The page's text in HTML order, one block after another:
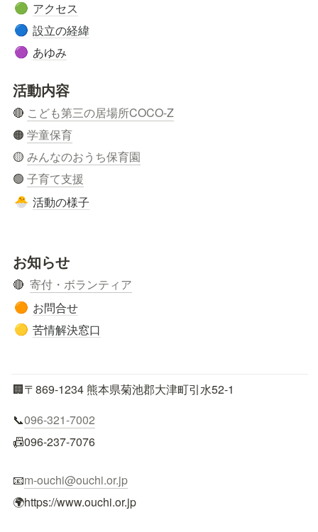
🟢 アクセス
🔵 設立の経緯
🟣 あゆみ
活動内容
🔴 こども第三の居場所COCO-Z
🟠 学童保育
🟡 みんなのおうち保育園
🟢 子育て支援
🐣 活動の様子
お知らせ
🔴 寄付・ボランティア
🟠 お問合せ
🟡 苦情解決窓口
🏢〒869-1234 熊本県菊池郡大津町引水52-1
📞096-321-7002
📠096-237-7076
📧m-ouchi@ouchi.or.jp
🌍https://www.ouchi.or.jp